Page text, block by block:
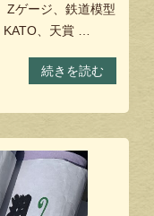
Zゲージ、鉄道模型
、天賞 …
続きを読む